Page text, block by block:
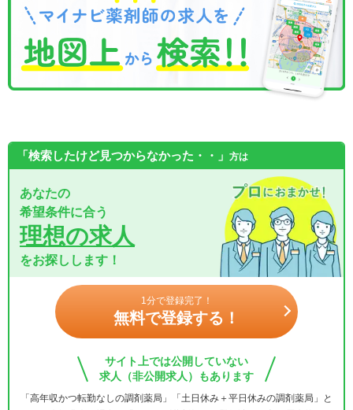
「検索したけど見つからなかった・・」 方は
あなたの
希望条件に合う
理想の求人
をお探しします！
1分で登録完了！
無料で登録する！
サイト上では公開していない
求人（非公開求人）もあります
「高年収かつ転勤なしの調剤薬局」「土日休み＋平日休みの調剤薬局」と